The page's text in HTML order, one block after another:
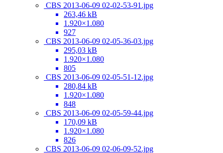
CBS 2013-06-09 02-02-53-91.jpg
263,46 kB
1.920×1.080
927
CBS 2013-06-09 02-05-36-03.jpg
295,03 kB
1.920×1.080
805
CBS 2013-06-09 02-05-51-12.jpg
280,84 kB
1.920×1.080
848
CBS 2013-06-09 02-05-59-44.jpg
170,09 kB
1.920×1.080
826
CBS 2013-06-09 02-06-09-52.jpg